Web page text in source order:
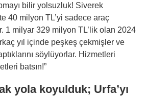
bilir yolsuzluk! Siverek
40 milyon TL’yi sadece araç
1 milyar 329 milyon TL’lik olan 2024
yıl içinde peşkeş çekmişler ve
söylüyorlar. Hizmetleri
batsın!”
yola koyulduk; Urfa’yı